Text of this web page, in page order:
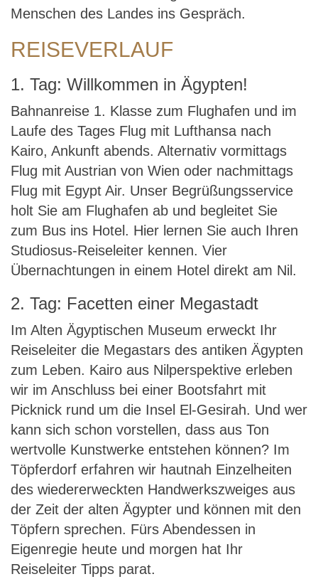
Menschen des Landes ins Gespräch.
REISEVERLAUF
1. Tag: Willkommen in Ägypten!
Bahnanreise 1. Klasse zum Flughafen und im
Laufe des Tages Flug mit Lufthansa nach
Kairo, Ankunft abends. Alternativ vormittags
Flug mit Austrian von Wien oder nachmittags
Flug mit Egypt Air. Unser Begrüßungsservice
holt Sie am Flughafen ab und begleitet Sie
zum Bus ins Hotel. Hier lernen Sie auch Ihren
Studiosus-Reiseleiter kennen. Vier
Übernachtungen in einem Hotel direkt am Nil.
2. Tag: Facetten einer Megastadt
Im Alten Ägyptischen Museum erweckt Ihr
Reiseleiter die Megastars des antiken Ägypten
zum Leben. Kairo aus Nilperspektive erleben
wir im Anschluss bei einer Bootsfahrt mit
Picknick rund um die Insel El-Gesirah. Und wer
kann sich schon vorstellen, dass aus Ton
wertvolle Kunstwerke entstehen können? Im
Töpferdorf erfahren wir hautnah Einzelheiten
des wiedererweckten Handwerkszweiges aus
der Zeit der alten Ägypter und können mit den
Töpfern sprechen. Fürs Abendessen in
Eigenregie heute und morgen hat Ihr
Reiseleiter Tipps parat.